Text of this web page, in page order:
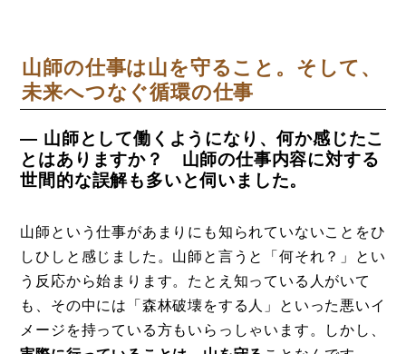
山師の仕事は山を守ること。そして、
未来へつなぐ循環の仕事
― 山師として働くようになり、何か感じたこ
とはありますか？ 山師の仕事内容に対する
世間的な誤解も多いと伺いました。
山師という仕事があまりにも知られていないことをひ
しひしと感じました。山師と言うと「何それ？」とい
う反応から始まります。たとえ知っている人がいて
も、その中には「森林破壊をする人」といった悪いイ
メージを持っている方もいらっしゃいます。しかし、